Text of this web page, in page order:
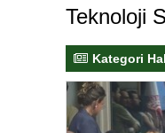
Teknoloji
Kategori